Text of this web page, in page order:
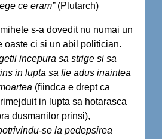
ce eram” (Plutarch)
s-a dovedit nu numai un
oaste ci si un abil politician.
incepura sa strige si sa
in lupta sa fie adus inaintea
(fiindca e drept ca
in lupta sa hotarasca
dusmanilor prinsi),
se la pedepsirea